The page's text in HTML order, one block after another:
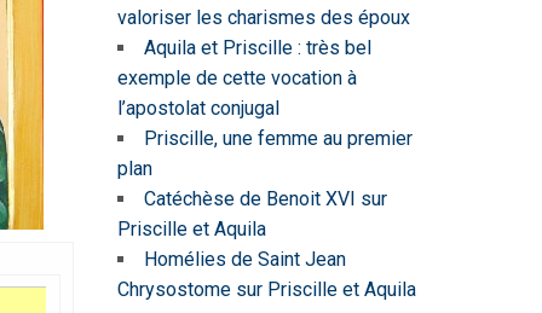
valoriser les charismes des époux
Aquila et Priscille : très bel
exemple de cette vocation à
l’apostolat conjugal
Priscille, une femme au premier
plan
Catéchèse de Benoit XVI sur
Priscille et Aquila
Homélies de Saint Jean
Chrysostome sur Priscille et Aquila